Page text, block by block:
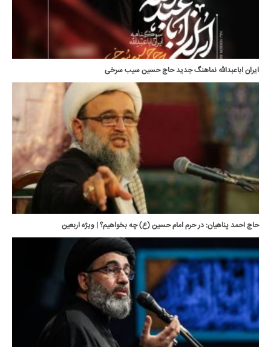
ایران اباعبدالله نماهنگ جدید حاج حسین سیب سرخی
حاج احمد پناهیان: در حرم امام حسین (ع) چه بخواهیم؟ | ویژه اربعین